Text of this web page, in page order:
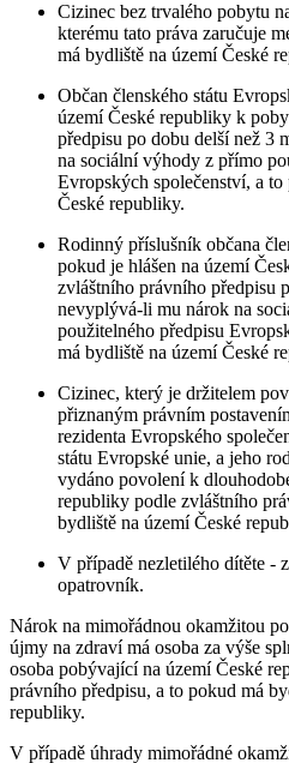
Cizinec bez trvalého pobytu
kterému tato práva zaručuje
má bydliště na území České
Občan členského státu
území České republiky k
předpisu po dobu delší než 3
na sociální výhody z přímo
Evropských společenství, a
České republiky.
Rodinný příslušník občana
pokud je hlášen na území
zvláštního právního předpisu
nevyplývá-li mu nárok na
použitelného předpisu
má bydliště na území České
Cizinec, který je držitelem
přiznaným právním
rezidenta Evropského
státu Evropské unie, a jeho
vydáno povolení k
republiky podle zvláštního
bydliště na území České
V případě nezletilého dítěte -
opatrovník.
Nárok na mimořádnou okamžitou
újmy na zdraví má osoba za výše
osoba pobývající na území České
právního předpisu, a to pokud má
republiky.
V případě úhrady mimořádné